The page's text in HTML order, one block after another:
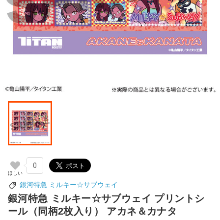
0
銀河特急 ミルキー☆サブウェイ
銀河特急 ミルキー☆サブウェイ プリントシ
ール（同柄2枚入り） アカネ＆カナタ